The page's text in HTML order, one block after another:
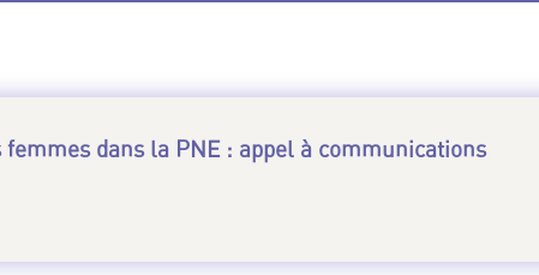
femmes dans la PNE : appel à communications